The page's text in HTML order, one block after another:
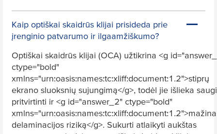
Kaip optiškai skaidrūs klijai prisideda prie
įrenginio patvarumo ir ilgaamžiškumo?
Optiškai skaidrūs klijai (OCA) užtikrina <g
ctype="bold"
xmlns="urn:oasis:names:tc:xliff:document:1.2">stiprų
ekrano sluoksnių sujungimą</g>, todėl jie išlieka
pritvirtinti ir <g id="answer_2" ctype="bold"
xmlns="urn:oasis:names:tc:xliff:document:1.2">mažina
delaminacijos riziką</g>. Sukurti atlaikyti aukštas